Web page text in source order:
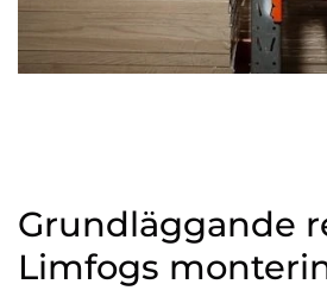
Grundläggande
Limfogs